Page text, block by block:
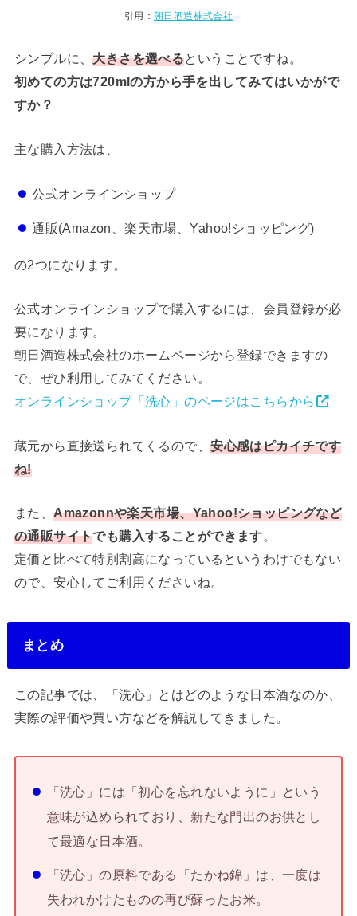
引用： 朝日酒造株式会社
シンプルに、大きさを選べるということですね。
初めての方は720mlの方から手を出してみてはいかがで
すか？
主な購入方法は、
公式オンラインショップ
通販(Amazon、楽天市場、Yahoo!ショッピング)
の2つになります。
公式オンラインショップで購入するには、会員登録が必
要になります。
朝日酒造株式会社のホームページから登録できますの
で、ぜひ利用してみてください。
オンラインショップ「洗心」のページはこちらから
蔵元から直接送られてくるので、安心感はピカイチです
ね!
また、Amazonnや楽天市場、Yahoo!ショッピングなど
の通販サイトでも購入することができます。
定価と比べて特別割高になっているというわけでもない
ので、安心してご利用くださいね。
まとめ
この記事では、「洗心」とはどのような日本酒なのか、
実際の評価や買い方などを解説してきました。
「洗心」には「初心を忘れないように」という
意味が込められており、新たな門出のお供とし
て最適な日本酒。
「洗心」の原料である「たかね錦」は、一度は
失われかけたものの再び蘇ったお米。